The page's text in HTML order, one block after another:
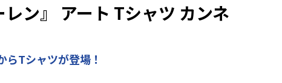
レン』 アート Tシャツ カンネ
らTシャツが登場！